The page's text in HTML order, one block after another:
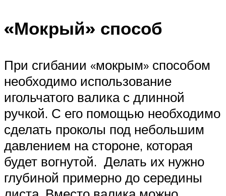
«Мокрый» способ
При сгибании «мокрым» способом
необходимо использование
игольчатого валика с длинной
ручкой. С его помощью необходимо
сделать проколы под небольшим
давлением на стороне, которая
будет вогнутой. Делать их нужно
глубиной примерно до середины